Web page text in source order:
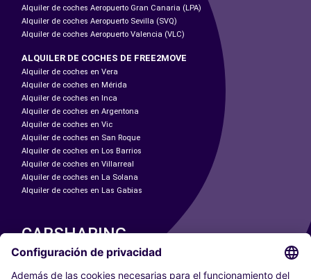
Alquiler de coches Aeropuerto Gran Canaria (LPA)
Alquiler de coches Aeropuerto Sevilla (SVQ)
Alquiler de coches Aeropuerto Valencia (VLC)
ALQUILER DE COCHES DE FREE2MOVE
Alquiler de coches en Vera
Alquiler de coches en Mérida
Alquiler de coches en Inca
Alquiler de coches en Argentona
Alquiler de coches en Vic
Alquiler de coches en San Roque
Alquiler de coches en Los Barrios
Alquiler de coches en Villarreal
Alquiler de coches en La Solana
Alquiler de coches en Las Gabias
CARSHARING
NUESTRAS CIUDADES
Paris